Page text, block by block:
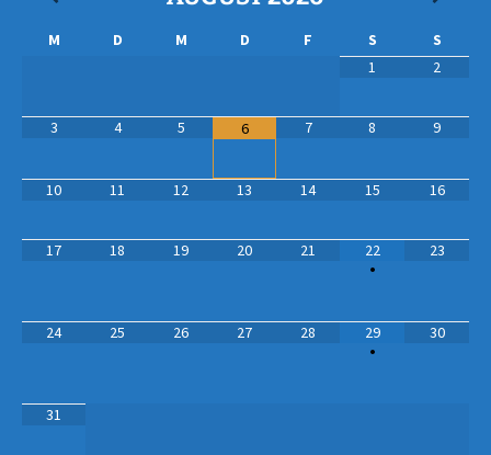
M D M D F S
S
1
2
3 4 5 6 7 8 9
10 11 12 13 14 15 16
17 18 19 20 21
22
•
23
24 25 26 27 28
29
•
30
31